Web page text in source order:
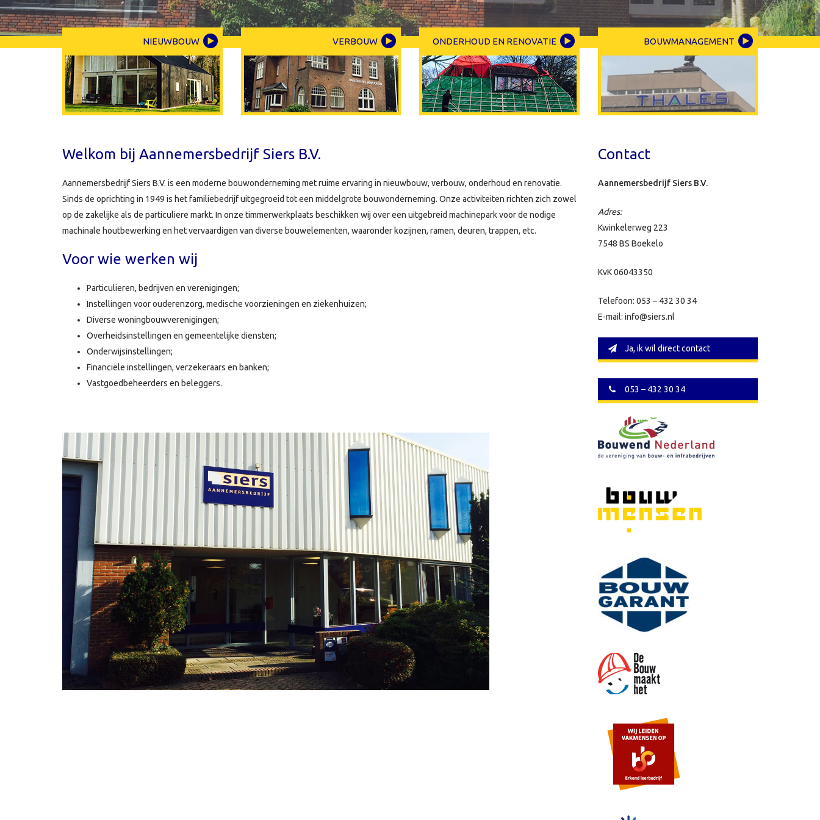
NIEUWBOUW VERBOUW ONDERHOUD EN RENOVATIE BOUWMANAGEMENT
Welkom bij Aannemersbedrijf Siers B.V.
Aannemersbedrijf Siers B.V. is een moderne bouwonderneming met ruime ervaring in nieuwbouw, verbouw, onderhoud en renovatie.
Sinds de oprichting in 1949 is het familiebedrijf uitgegroeid tot een middelgrote bouwonderneming. Onze activiteiten richten zich zowel
op de zakelijke als de particuliere markt. In onze timmerwerkplaats beschikken wij over een uitgebreid machinepark voor de nodige
machinale houtbewerking en het vervaardigen van diverse bouwelementen, waaronder kozijnen, ramen, deuren, trappen, etc.
Voor wie werken wij
Particulieren, bedrijven en verenigingen;
Instellingen voor ouderenzorg, medische voorzieningen en ziekenhuizen;
Diverse woningbouwverenigingen;
Overheidsinstellingen en gemeentelijke diensten;
Onderwijsinstellingen;
Financiële instellingen, verzekeraars en banken;
Vastgoedbeheerders en beleggers.
Contact
Aannemersbedrijf Siers B.V.
Adres:
Kwinkelerweg 223
7548 BS Boekelo
KvK 06043350
Telefoon: 053 – 432 30 34
E-mail: info@siers.nl
Ja, ik wil direct contact
053 – 432 30 34